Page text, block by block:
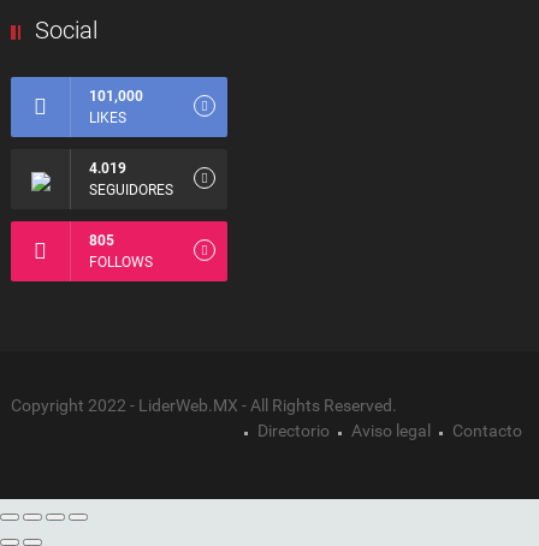
Social
101,000
LIKES
4.019
SEGUIDORES
805
FOLLOWS
Copyright 2022 - LiderWeb.MX - All Rights Reserved.
Directorio
Aviso legal Contacto